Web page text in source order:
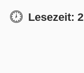
Lesezeit: